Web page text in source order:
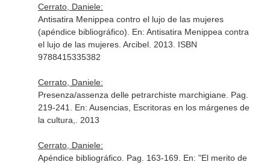
Cerrato, Daniele:
Antisatira Menippea contro el lujo de las mujeres
(apéndice bibliográfico). En: Antisatira Menippea contra
el lujo de las mujeres. Arcibel. 2013. ISBN
9788415335382
Cerrato, Daniele:
Presenza/assenza delle petrarchiste marchigiane. Pag.
219-241. En: Ausencias, Escritoras en los márgenes de
la cultura,
. 2013
Cerrato, Daniele:
Apéndice bibliográfico. Pag. 163-169. En: "El merito de